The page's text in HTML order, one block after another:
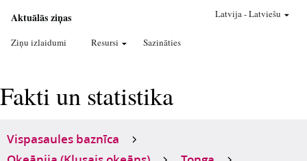
Aktuālās ziņas
Ziņu izlaidumi Resursi Sazināties
Latvija-Latviešu
Fakti un statistika
Vispasaules baznīca